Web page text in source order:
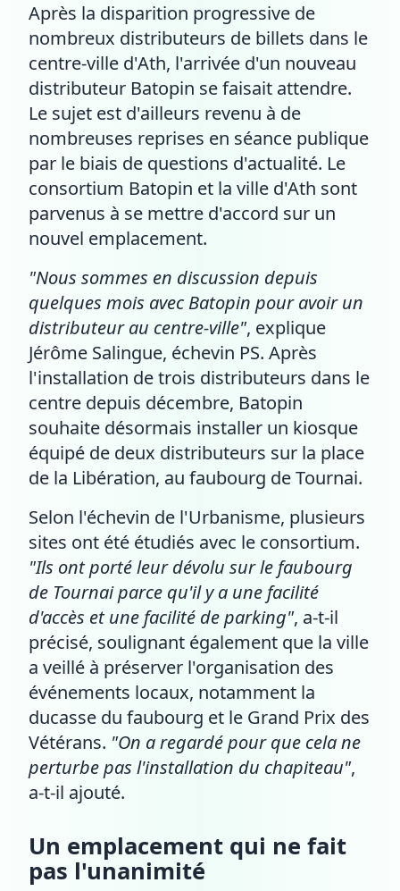
Après la disparition progressive de
nombreux distributeurs de billets dans le
centre-ville d'Ath, l'arrivée d'un nouveau
distributeur Batopin se faisait attendre.
Le sujet est d'ailleurs revenu à de
nombreuses reprises en séance publique
par le biais de questions d'actualité. Le
consortium Batopin et la ville d'Ath sont
parvenus à se mettre d'accord sur un
nouvel emplacement.
"Nous sommes en discussion depuis
quelques mois avec Batopin pour avoir un
distributeur au centre-ville", explique
Jérôme Salingue, échevin PS. Après
l'installation de trois distributeurs dans le
centre depuis décembre, Batopin
souhaite désormais installer un kiosque
équipé de deux distributeurs sur la place
de la Libération, au faubourg de Tournai.
Selon l'échevin de l'Urbanisme, plusieurs
sites ont été étudiés avec le consortium.
"Ils ont porté leur dévolu sur le faubourg
de Tournai parce qu'il y a une facilité
d'accès et une facilité de parking", a-t-il
précisé, soulignant également que la ville
a veillé à préserver l'organisation des
événements locaux, notamment la
ducasse du faubourg et le Grand Prix des
Vétérans. "On a regardé pour que cela ne
perturbe pas l'installation du chapiteau",
a-t-il ajouté.
Un emplacement qui ne fait
pas l'unanimité